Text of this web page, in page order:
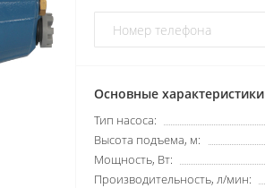
Основные характеристики
Тип насоса:
Высота подъема, м:
Мощность, Вт:
Производительность, л/мин: